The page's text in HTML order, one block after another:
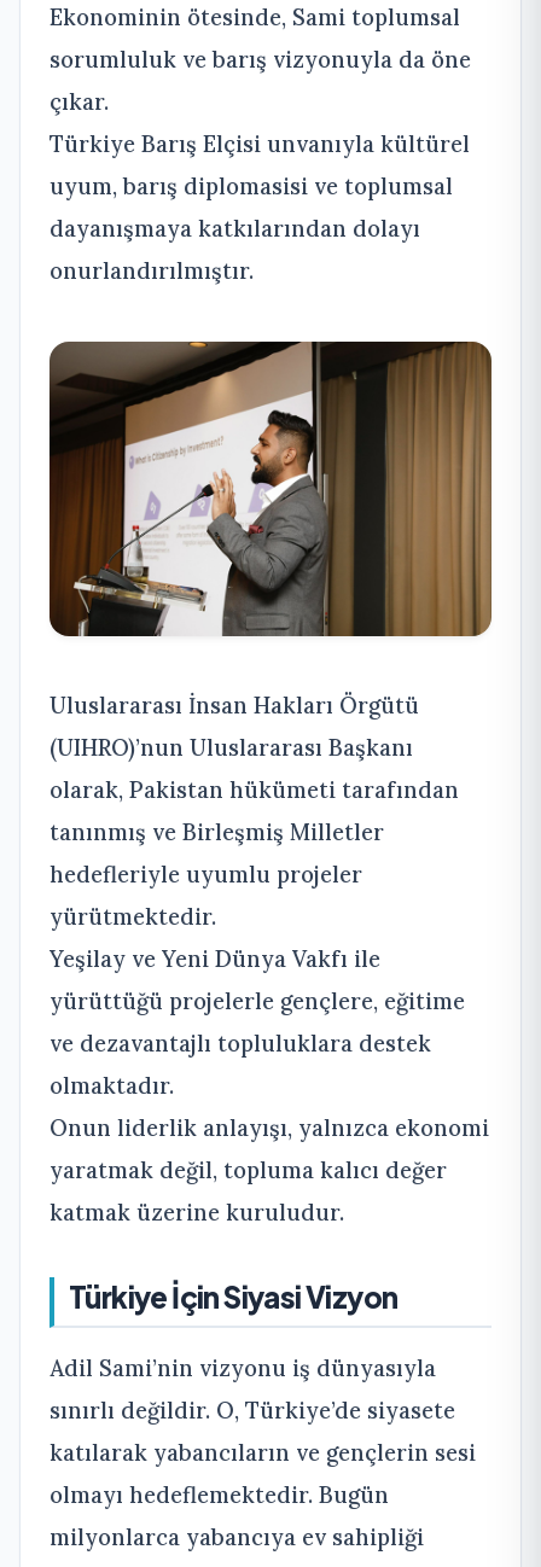
Ekonominin ötesinde, Sami toplumsal
sorumluluk ve barış vizyonuyla da öne
çıkar.
Türkiye Barış Elçisi unvanıyla kültürel
uyum, barış diplomasisi ve toplumsal
dayanışmaya katkılarından dolayı
onurlandırılmıştır.
Uluslararası İnsan Hakları Örgütü
(UIHRO)’nun Uluslararası Başkanı
olarak, Pakistan hükümeti tarafından
tanınmış ve Birleşmiş Milletler
hedefleriyle uyumlu projeler
yürütmektedir.
Yeşilay ve Yeni Dünya Vakfı ile
yürüttüğü projelerle gençlere, eğitime
ve dezavantajlı topluluklara destek
olmaktadır.
Onun liderlik anlayışı, yalnızca ekonomi
yaratmak değil, topluma kalıcı değer
katmak üzerine kuruludur.
Türkiye İçin Siyasi Vizyon
Adil Sami’nin vizyonu iş dünyasıyla
sınırlı değildir. O, Türkiye’de siyasete
katılarak yabancıların ve gençlerin sesi
olmayı hedeflemektedir. Bugün
milyonlarca yabancıya ev sahipliği